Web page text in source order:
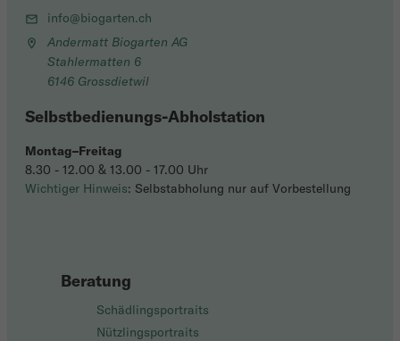
Beratung
Schädlingsportraits
Nützlingsportraits
info@biogarten.ch
Andermatt Biogarten AG
Stahlermatten 6
6146 Grossdietwil
Selbstbedienungs-Abholstation
Montag–Freitag
8.30 - 12.00 & 13.00 - 17.00 Uhr
Wichtiger Hinweis: Selbstabholung nur auf Vorbestellung